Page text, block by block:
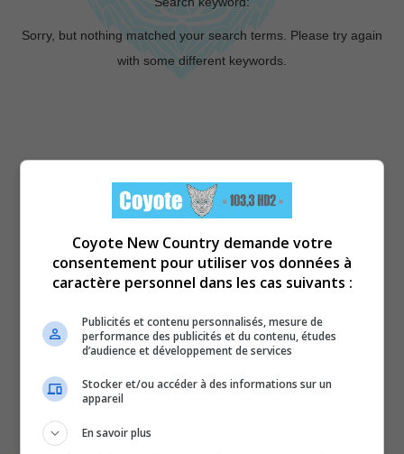
Sorry, but nothing matched your search terms. Please try again
with some different keywords.
Coyote New Country demande votre
consentement pour utiliser vos données à
caractère personnel dans les cas suivants :
Publicités et contenu personnalisés, mesure de
performance des publicités et du contenu, études
d’audience et développement de services
Stocker et/ou accéder à des informations sur un
appareil
En savoir plus